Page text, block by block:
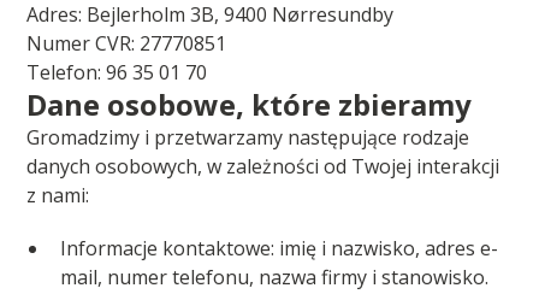
Adres: Bejlerholm 3B, 9400 Nørresundby
Numer CVR: 27770851
Telefon: 96 35 01 70
Dane osobowe, które zbieramy
Gromadzimy i przetwarzamy następujące rodzaje
danych osobowych, w zależności od Twojej interakcji
z nami:
Informacje kontaktowe: imię i nazwisko, adres e-
mail, numer telefonu, nazwa firmy i stanowisko.